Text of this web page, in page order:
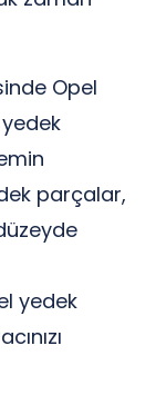
Opel
parçalar,
yedek